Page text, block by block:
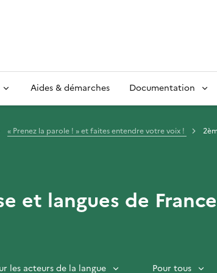
Aides & démarches Documentation
« Prenez la parole ! » et faites entendre votre voix !
et langues de France
les acteurs de la langue Pour tous